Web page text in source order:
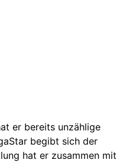
er bereits unzählige
begibt sich der
hat er zusammen mit